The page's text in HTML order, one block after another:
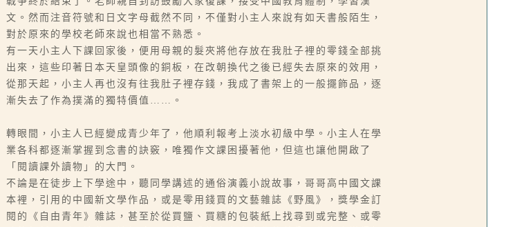
文。然而注音符號和日文字母截然不同，不僅對小主人來說有如天書般陌生，
對於原來的學校老師來說也相當不熟悉。
有一天小主人下課回家後，便用母親的髮夾將他存放在我肚子裡的零錢全部挑
出來，這些印著日本天皇頭像的銅板，在改朝換代之後已經失去原來的效用，
從那天起，小主人再也沒有往我肚子裡存錢，我成了書架上的一般擺飾品，逐
漸失去了作為撲滿的獨特價值……。
轉眼間，小主人已經變成青少年了，他順利報考上淡水初級中學。小主人在學
業各科都逐漸掌握到念書的訣竅，唯獨作文課困擾著他，但這也讓他開啟了
「閱讀課外讀物」的大門。
不論是在徒步上下學途中，聽同學講述的通俗演義小說故事，哥哥高中國文課
本裡，引用的中國新文學作品，或是零用錢買的文藝雜誌《野風》，獎學金訂
閱的《自由青年》雜誌，甚至於從買鹽、買糖的包裝紙上找尋到或完整、或零